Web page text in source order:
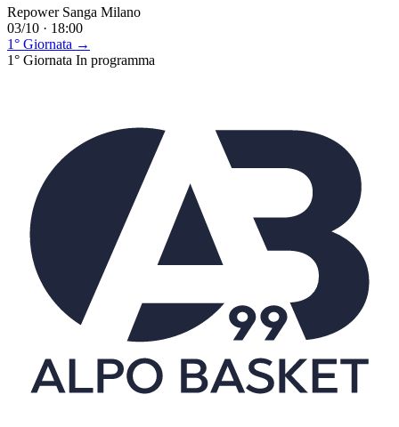
Repower Sanga Milano
03/10 · 18:00
1° Giornata →
1° Giornata In programma